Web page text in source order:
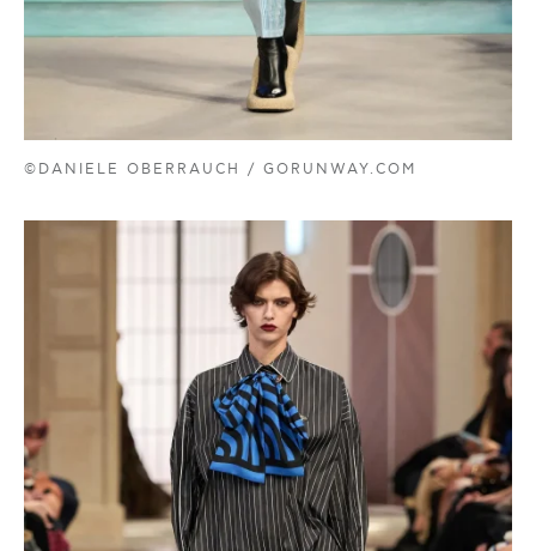
©DANIELE OBERRAUCH / GORUNWAY.COM